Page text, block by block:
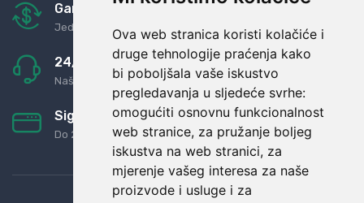
Ova web stranica koristi kolačiće i
druge tehnologije praćenja kako
bi poboljšala vaše iskustvo
pregledavanja u sljedeće svrhe:
omogućiti osnovnu funkcionalnost
web stranice, za pružanje boljeg
iskustva na web stranici, za
mjerenje vašeg interesa za naše
proizvode i usluge i za
Garancija u povrat novaca
Jednostavno pravilo: Roba za novac
24/7 odlična podrška
Naši agenti uvijek na raspolaganju
Sigurno obročno plaćanje
Do 24 rata bez kamata